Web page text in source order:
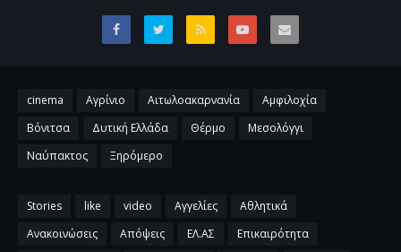
cinema Αγρίνιο Αιτωλοακαρνανία
Αμφιλοχία
Βόνιτσα
Δυτική Ελλάδα Θέρμο
Μεσολόγγι
Ναύπακτος
Ξηρόμερο
Stories like video Αγγελίες
Αθλητικά
Ανακοινώσεις
Απόψεις ΕΛ.ΑΣ Επικαιρότητα